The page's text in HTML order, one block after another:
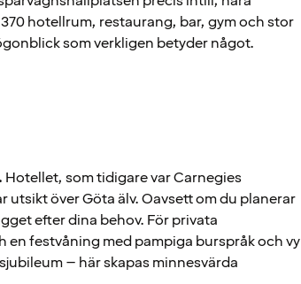
hotellrum, restaurang, bar, gym och stor
som verkligen betyder något.
Hotellet, som tidigare var Carnegies
över Göta älv. Oavsett om du planerar
efter dina behov. För privata
en festvåning med pampiga burspråk och vy
– här skapas minnesvärda